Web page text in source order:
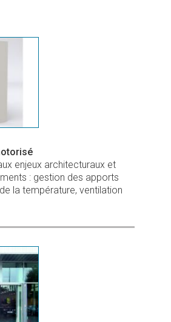
enjeux architecturaux et
: gestion des apports
la température, ventilation